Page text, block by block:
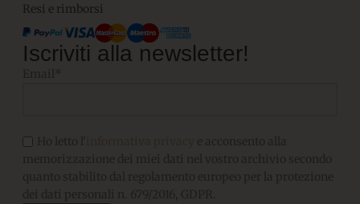
Resi e rimborsi
Iscriviti alla newsletter!